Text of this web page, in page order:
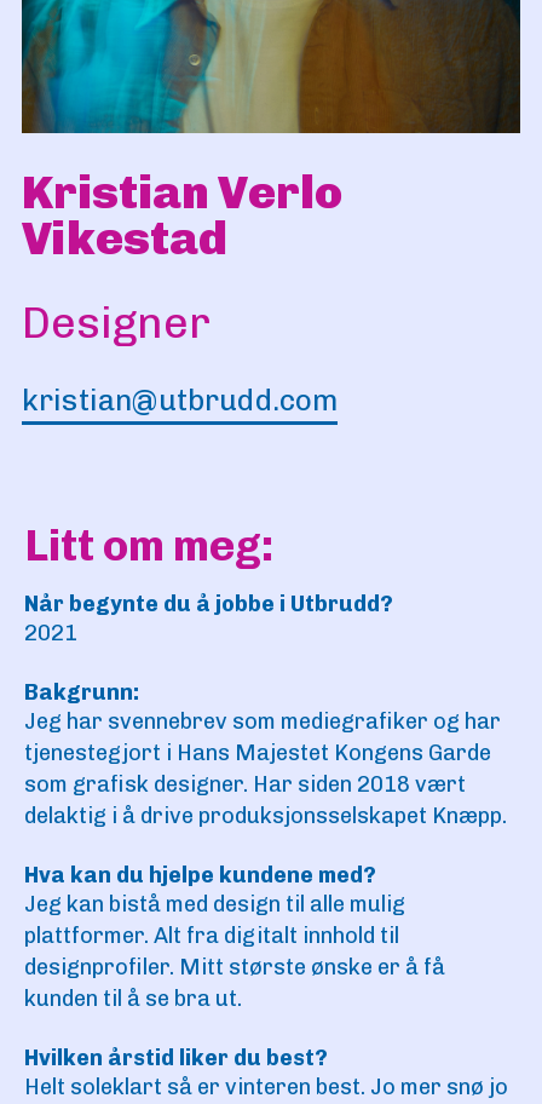
Kristian Verlo
Vikestad
Designer
kristian@utbrudd.com
Litt om meg:
Når begynte du å jobbe i Utbrudd?
2021
Bakgrunn:
Jeg har svennebrev som mediegrafiker og har
tjenestegjort i Hans Majestet Kongens Garde
som grafisk designer. Har siden 2018 vært
delaktig i å drive produksjonsselskapet Knæpp.
Hva kan du hjelpe kundene med?
Jeg kan bistå med design til alle mulig
plattformer. Alt fra digitalt innhold til
designprofiler. Mitt største ønske er å få
kunden til å se bra ut.
Hvilken årstid liker du best?
Helt soleklart så er vinteren best. Jo mer snø jo